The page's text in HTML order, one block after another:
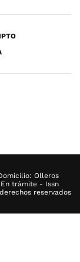
Olleros
En trámite - Issn
reservados